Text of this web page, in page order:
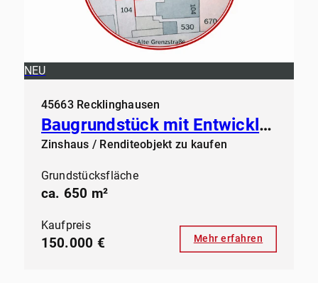
NEU
45663 Recklinghausen
Baugrundstück mit Entwicklungspotenzial – ca. 640 m² für Wohnen & Gewerbe
Zinshaus / Renditeobjekt zu kaufen
Grundstücksfläche
ca. 650 m²
Kaufpreis
150.000 € Mehr erfahren